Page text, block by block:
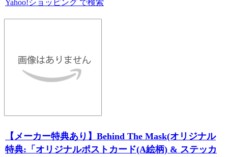
Yahoo!ショッピング で検索
【メーカー特典あり】Behind The Mask(オリジナル
特典:「オリジナルポストカード(A絵柄) & ステッカ